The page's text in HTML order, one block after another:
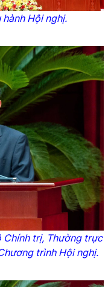
Hội nghị.
Chính trị, Thường trực
trình Hội nghị.